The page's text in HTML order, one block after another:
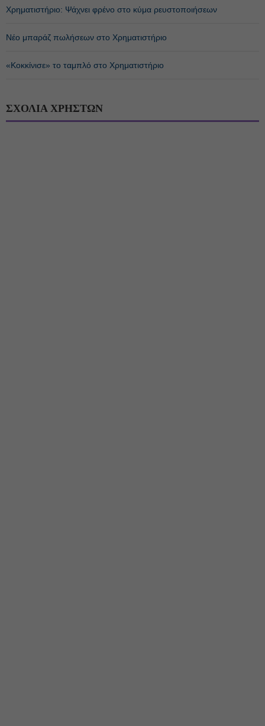
Χρηματιστήριο: Ψάχνει φρένο στο κύμα ρευστοποιήσεων
Νέο μπαράζ πωλήσεων στο Χρηματιστήριο
«Κοκκίνισε» το ταμπλό στο Χρηματιστήριο
ΣΧΟΛΙΑ ΧΡΗΣΤΩΝ